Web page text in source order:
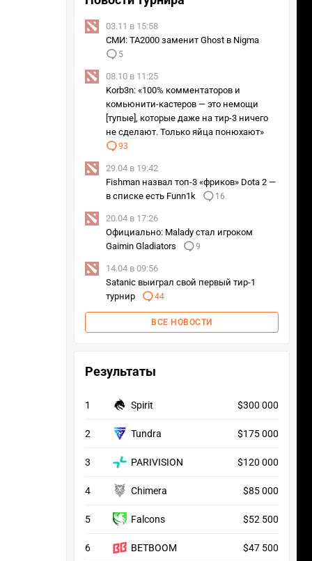
03.11 в 15:58
СМИ: TA2000 заменит Ghost в Nigma
5
08.10 в 11:25
Korb3n: «100% комментаторов и
комьюнити-кастеров — это немощи
[тупые], которые даже на тир-3 ничего
не сделают. Только яйца понюхают»
93
29.04 в 19:42
Fishman назвал топ-3 «фриков» Dota 2 —
в списке есть Funn1k
16
20.04 в 17:26
Официально: Malady стал игроком
Gaimin Gladiators
9
14.04 в 09:56
Satanic выиграл свой первый тир-1
турнир
44
ВСЕ НОВОСТИ
Результаты
1 Spirit $300 000
2 Tundra $175 000
3 PARIVISION $120 000
4 Chimera $85 000
5 Falcons $52 500
6 BETBOOM $47 500